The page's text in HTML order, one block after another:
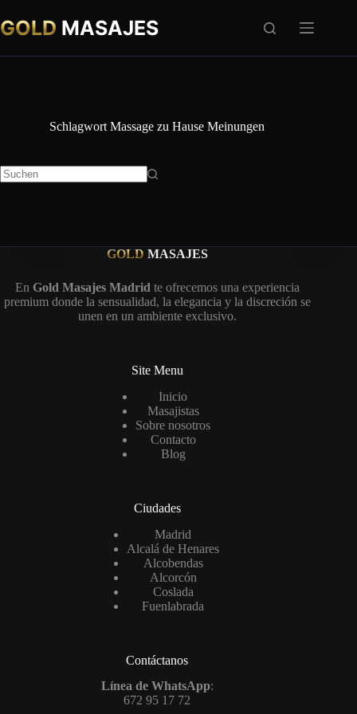
Inhalt
springen
GOLD MASAJES
Schlagwort Massage zu Hause Meinungen
Keine
Ergebnisse
GOLD MASAJES
En Gold Masajes Madrid te ofrecemos una experiencia
premium donde la sensualidad, la elegancia y la discreción se
unen en un ambiente exclusivo.
Site Menu
Inicio
Masajistas
Sobre nosotros
Contacto
Blog
Ciudades
Madrid
Alcalá de Henares
Alcobendas
Alcorcón
Coslada
Fuenlabrada
Contáctanos
Línea de WhatsApp:
672 95 17 72